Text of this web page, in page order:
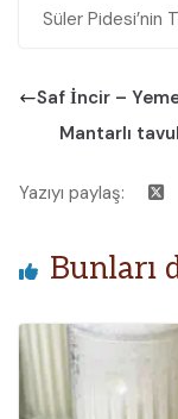
Süler Pidesi’nin
Saf İncir –
Mantarlı
Yazıyı paylaş:
Bunları